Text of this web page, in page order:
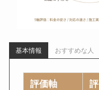
基本情報 おすすめな人
評価軸
評